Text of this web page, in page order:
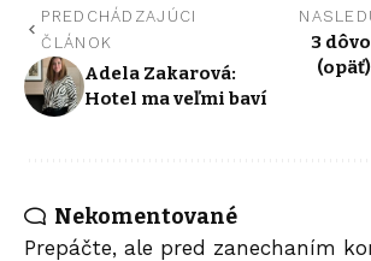
PREDCHÁDZAJÚCI
ČLÁNOK
Adela Zakarová:
Hotel ma veľmi baví
3
Nekomentované
Prepáčte, ale pred zanechaním